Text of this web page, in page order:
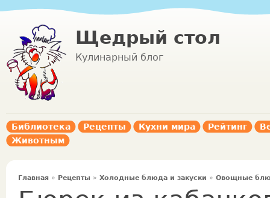
Щедрый стол
Кулинарный блог
Библиотека Рецепты Кухни мира Рейтинг
Животным
Главная » Рецепты » Холодные блюда и закуски » Овощные